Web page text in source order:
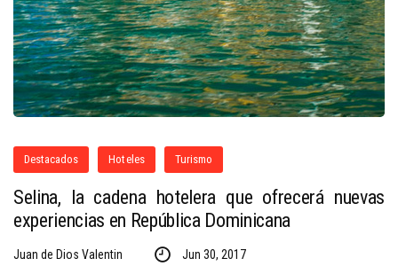
Destacados Hoteles Turismo
Selina, la cadena hotelera que ofrecerá nuevas
experiencias en República Dominicana
Juan de Dios Valentin Jun 30, 2017